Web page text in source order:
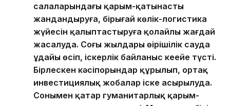
салаларындағы қарым-қатынасты
жандандыруға, бірыңғай көлік-логистика
жүйесін қалыптастыруға қолайлы жағдай
жасалуда. Соңғы жылдары өңірішілік сауда
ұдайы өсіп, іскерлік байланыс кеңейе түсті.
Бірлескен кәсіпорындар құрылып, ортақ
инвестициялық жобалар іске асырылуда.
Сонымен қатар гуманитарлық қарым-